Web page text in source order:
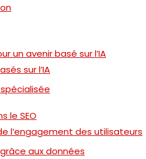
un avenir basé sur l’IA
sur l’IA
le SEO
l’engagement des utilisateurs
aux données